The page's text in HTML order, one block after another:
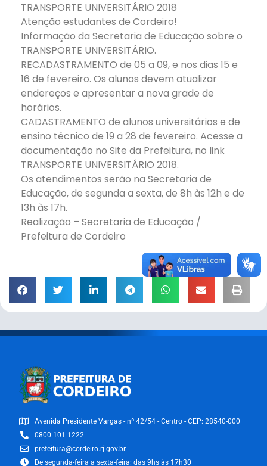
TRANSPORTE UNIVERSITÁRIO 2018
Atenção estudantes de Cordeiro!
Informação da Secretaria de Educação sobre o
TRANSPORTE UNIVERSITÁRIO.
RECADASTRAMENTO de 05 a 09, e nos dias 15 e
16 de fevereiro. Os alunos devem atualizar
endereços e apresentar a nova grade de
horários.
CADASTRAMENTO de alunos universitários e de
ensino técnico de 19 a 28 de fevereiro. Acesse a
documentação no Site da Prefeitura, no link
TRANSPORTE UNIVERSITÁRIO 2018.
Os atendimentos serão na Secretaria de
Educação, de segunda a sexta, de 8h às 12h e de
13h às 17h.
Realização – Secretaria de Educação /
Prefeitura de Cordeiro
Avenida Presidente Vargas - nº 42/54 - Centro - CEP: 28540-000
0800 101 1222
prefeitura@cordeiro.rj.gov.br
De segunda-feira a sexta-feira: das 9hs às 17h30